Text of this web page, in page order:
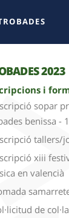
2023
i
sopar
benissa -
tallers/
xiii
en valencià
de